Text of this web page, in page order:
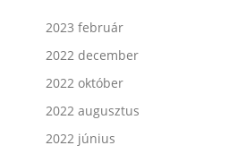
2023 február
2022 december
2022 október
2022 augusztus
2022 június